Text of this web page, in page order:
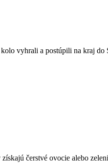
vyhrali a postúpili na kraj
čerstvé ovocie alebo